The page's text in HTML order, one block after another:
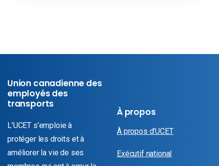
Union canadienne des
employés des
transports
L’UCET s’emploie à
protéger les droits et à
améliorer la vie de ses
À propos
À propos d’UCET
Exécutif national